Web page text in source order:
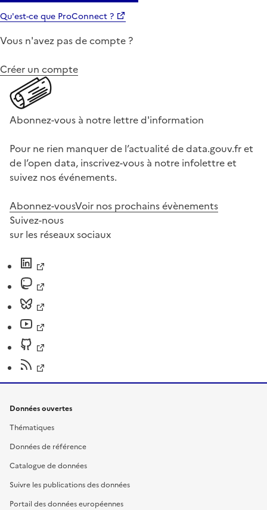
Qu'est-ce que ProConnect ?
Vous n'avez pas de compte ?
Créer un compte
Abonnez-vous à notre lettre d'information
Pour ne rien manquer de l’actualité de data.gouv.fr et
de l’open data, inscrivez-vous à notre infolettre et
suivez nos événements.
Abonnez-vousVoir nos prochains évènements
Suivez-nous
sur les réseaux sociaux
Données ouvertes
Thématiques
Données de référence
Catalogue de données
Suivre les publications des données
Portail des données européennes